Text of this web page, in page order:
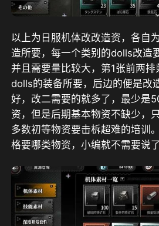
以上为日服机体改改造资，各自
造所要，每一个类别的dolls改造
并且需要量比较大，第1张前两
dolls的装备所要，后边的便是改
好，改二需要的就多了，最少是
资，但是后期基本物资不缺少，
多数初等物资要击柝超难的培训
格要哪类物资，小编就不需要说